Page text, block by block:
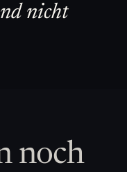
nicht
noch